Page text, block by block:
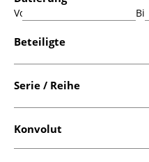
Von: Bis:
Beteiligte
Serie / Reihe
Konvolut